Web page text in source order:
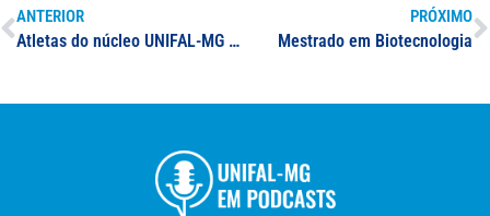
ANTERIOR
Atletas do núcleo UNIFAL-MG de Karatê conquistam 14 medalhas no 30º Troféu Brasil de Karatê Interestilos
PRÓXIMO
Mestrado em Biotecnologia